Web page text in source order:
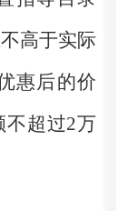
高于实际
惠后的价
不超过2万